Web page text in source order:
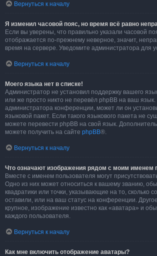
Вернуться к началу
Я изменил часовой пояс, но время всё равно
Если вы уверены, что правильно указали часовой
отображается по-прежнему неверное, значит,
время на сервере. Уведомите администратора для
Вернуться к началу
Моего языка нет в списке!
Администратор не установил поддержку вашего
или же просто никто не перевёл phpBB на ваш
администратора конференции, может ли он
языковой пакет. Если такого языкового пакета не
можете перевести phpBB на свой язык.
можете получить на сайте phpBB®.
Вернуться к началу
Что означают изображения рядом с моим именем
Вместе с именем пользователя могут
Одно из них может относиться к вашему званию,
квадратики или точки, указывающие на то, сколько
оставили, или на ваш статус на конференции.
крупное, изображение известно как «аватара» и
каждого пользователя.
Вернуться к началу
Как мне включить отображение аватары?